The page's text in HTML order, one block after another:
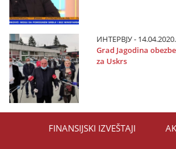
ИНТЕРВЈУ - 14.04.2020.
Grad Јagodina
za Uskrs
FINANSIЈSKI IZVEŠTAЈI